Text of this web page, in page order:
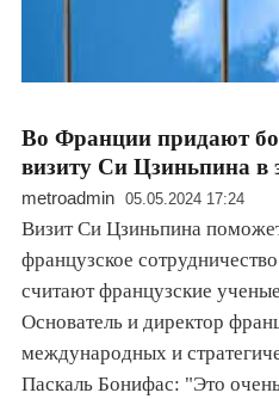
Во Франции придают
визиту Си Цзиньпина в
metroadmin 05.05.2024 17:24
Визит Си Цзиньпина
французское
считают французские
Основатель и директор
международных и
Паскаль Бонифас: "Это